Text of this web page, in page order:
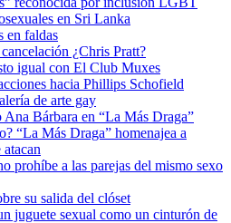
en Sri Lanka
en faldas
¿Chris Pratt?
igual con El Club Muxes
hacia Phillips Schofield
de arte gay
Ana Bárbara en “La Más Draga”
“La Más Draga” homenajea a
prohíbe a las parejas del mismo sexo
su salida del clóset
juguete sexual como un cinturón de